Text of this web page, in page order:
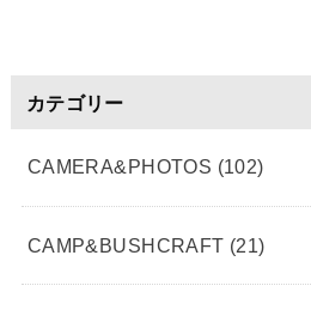
カテゴリー
CAMERA&PHOTOS (102)
CAMP&BUSHCRAFT (21)